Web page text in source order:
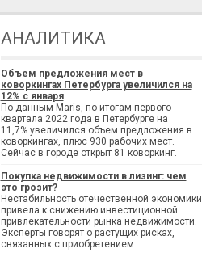
АНАЛИТИКА
Объем предложения мест в
коворкингах Петербурга увеличился на
12% с января
По данным Maris, по итогам первого
квартала 2022 года в Петербурге на
11,7% увеличился объем предложения в
коворкингах, плюс 930 рабочих мест.
Сейчас в городе открыт 81 коворкинг.
Покупка недвижимости в лизинг: чем
это грозит?
Нестабильность отечественной экономики
привела к снижению инвестиционной
привлекательности рынка недвижимости.
Эксперты говорят о растущих рисках,
связанных с приобретением